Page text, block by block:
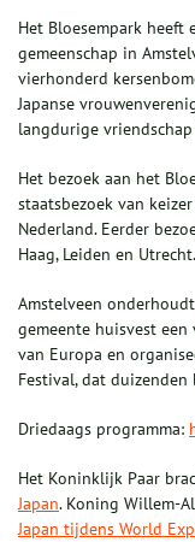
Het Bloesempark heeft
gemeenschap in
vierhonderd
Japanse
langdurige
Het bezoek aan het
staatsbezoek van
Nederland. Eerder
Haag, Leiden en Utrecht.
Amstelveen
gemeente huisvest een
van Europa en
Festival, dat duizenden
Driedaags programma:
Het Koninklijk Paar
Japan. Koning Willem-
Japan tijdens World